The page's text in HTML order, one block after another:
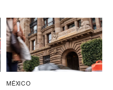
MÉXICO